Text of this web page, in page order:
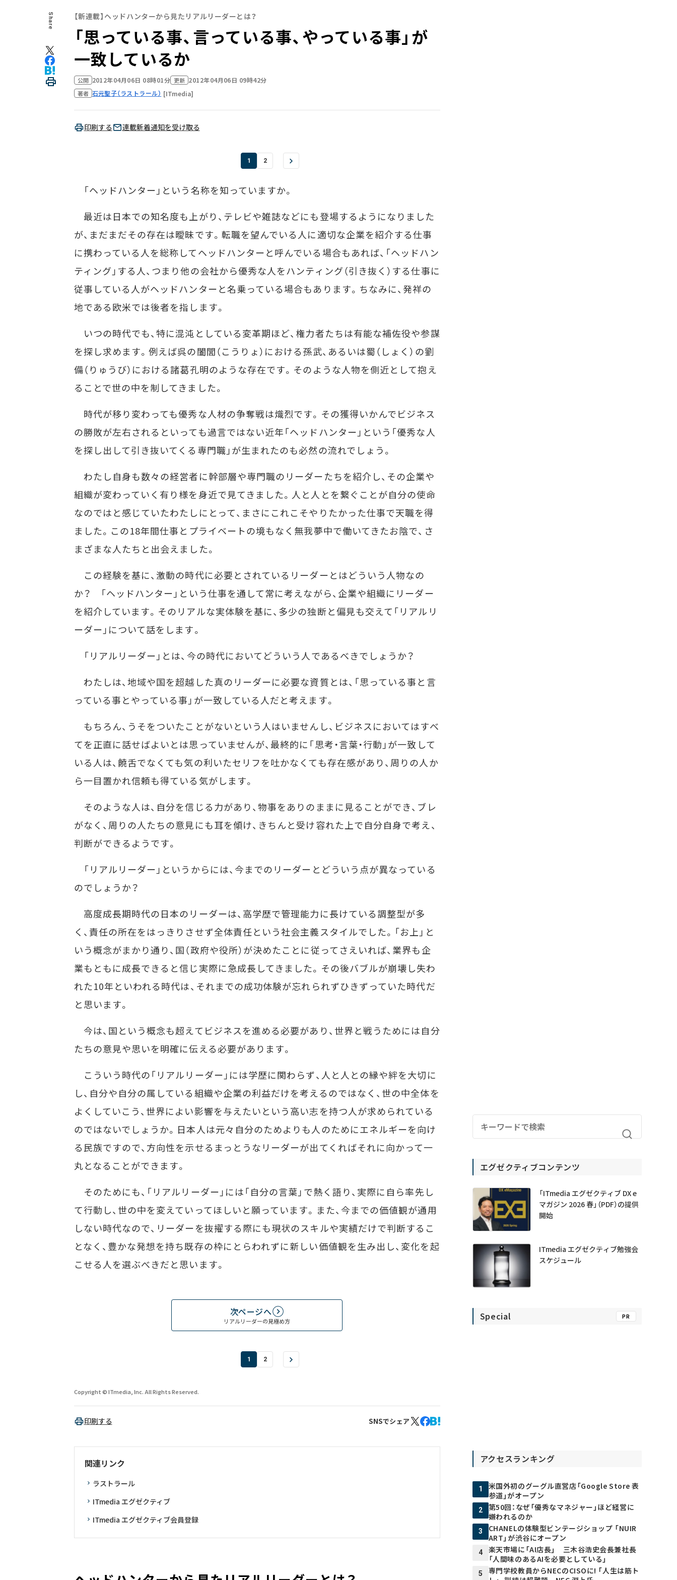
Share 【新連載】ヘッドハンターから見たリアルリーダーとは？
「思っている事、言っている事、やっている事」が
一致しているか
公開 2012年04月06日 08時01分 更新 2012年04月06日 09時42分
著者 石元聖子（ラストラール） [ITmedia]
印刷する 連載新着通知を受け取る
1 2
「ヘッドハンター」という名称を知っていますか。
最近は日本での知名度も上がり、テレビや雑誌などにも登場するようになりました
が、まだまだその存在は曖昧です。転職を望んでいる人に適切な企業を紹介する仕事
に携わっている人を総称してヘッドハンターと呼んでいる場合もあれば、「ヘッドハン
ティング」する人、つまり他の会社から優秀な人をハンティング（引き抜く）する仕事に
従事している人がヘッドハンターと名乗っている場合もあります。ちなみに、発祥の
地である欧米では後者を指します。
いつの時代でも、特に混沌としている変革期ほど、権力者たちは有能な補佐役や参謀
を探し求めます。例えば呉の闔閭（こうりょ）における孫武、あるいは蜀（しょく）の劉
備（りゅうび）における諸葛孔明のような存在です。そのような人物を側近として抱え
ることで世の中を制してきました。
時代が移り変わっても優秀な人材の争奪戦は熾烈です。その獲得いかんでビジネス
の勝敗が左右されるといっても過言ではない近年「ヘッドハンター」という「優秀な人
を探し出して引き抜いてくる専門職」が生まれたのも必然の流れでしょう。
わたし自身も数々の経営者に幹部層や専門職のリーダーたちを紹介し、その企業や
組織が変わっていく有り様を身近で見てきました。人と人とを繋ぐことが自分の使命
なのではと感じていたわたしにとって、まさにこれこそやりたかった仕事で天職を得
ました。この18年間仕事とプライベートの境もなく無我夢中で働いてきたお陰で、さ
まざまな人たちと出会えました。
この経験を基に、激動の時代に必要とされているリーダーとはどういう人物なの
か？ 「ヘッドハンター」という仕事を通して常に考えながら、企業や組織にリーダー
を紹介しています。そのリアルな実体験を基に、多少の独断と偏見も交えて「リアルリ
ーダー」について話をします。
「リアルリーダー」とは、今の時代においてどういう人であるべきでしょうか？
わたしは、地域や国を超越した真のリーダーに必要な資質とは、「思っている事と言
っている事とやっている事」が一致している人だと考えます。
もちろん、うそをついたことがないという人はいませんし、ビジネスにおいてはすべ
てを正直に話せばよいとは思っていませんが、最終的に「思考・言葉・行動」が一致して
いる人は、饒舌でなくても気の利いたセリフを吐かなくても存在感があり、周りの人か
ら一目置かれ信頼も得ている気がします。
そのような人は、自分を信じる力があり、物事をありのままに見ることができ、ブレ
がなく、周りの人たちの意見にも耳を傾け、きちんと受け容れた上で自分自身で考え、
判断ができるようです。
「リアルリーダー」というからには、今までのリーダーとどういう点が異なっている
のでしょうか？
高度成長期時代の日本のリーダーは、高学歴で管理能力に長けている調整型が多
く、責任の所在をはっきりさせず全体責任という社会主義スタイルでした。「お上」と
いう概念がまかり通り、国（政府や役所）が決めたことに従ってさえいれば、業界も企
業もともに成長できると信じ実際に急成長してきました。その後バブルが崩壊し失わ
れた10年といわれる時代は、それまでの成功体験が忘れられずひきずっていた時代だ
と思います。
今は、国という概念も超えてビジネスを進める必要があり、世界と戦うためには自分
たちの意見や思いを明確に伝える必要があります。
こういう時代の「リアルリーダー」には学歴に関わらず、人と人との縁や絆を大切に
し、自分や自分の属している組織や企業の利益だけを考えるのではなく、世の中全体を
よくしていこう、世界によい影響を与えたいという高い志を持つ人が求められている
のではないでしょうか。日本人は元々自分のためよりも人のためにエネルギーを向け
る民族ですので、方向性を示せるまっとうなリーダーが出てくればそれに向かって一
丸となることができます。
そのためにも、「リアルリーダー」には「自分の言葉」で熱く語り、実際に自ら率先し
て行動し、世の中を変えていってほしいと願っています。また、今までの価値観が通用
しない時代なので、リーダーを抜擢する際にも現状のスキルや実績だけで判断するこ
となく、豊かな発想を持ち既存の枠にとらわれずに新しい価値観を生み出し、変化を起
こせる人を選ぶべきだと思います。
次ページへ
リアルリーダーの見極め方
1 2
Copyright © ITmedia, Inc. All Rights Reserved.
印刷する SNSでシェア
関連リンク
ラストラール
ITmedia エグゼクティブ
ITmedia エグゼクティブ会員登録
エグゼクティブコンテンツ
「ITmedia エグゼクティブ DX e
マガジン 2026 春」（PDF）の提供
開始
ITmedia エグゼクティブ勉強会
スケジュール
Special PR
アクセスランキング
1
米国外初のグーグル直営店「Google Store 表
参道」がオープン
2
第50回：なぜ「優秀なマネジャー」ほど経営に
嫌われるのか
3
CHANELの体験型ビンテージショップ 「NUIR
ART」が渋谷にオープン
4
楽天市場に「AI店長」 三木谷浩史会長兼社長
「人間味のあるAIを必要としている」
5
専門学校教員からNECのCISOに! 「人生は筋ト